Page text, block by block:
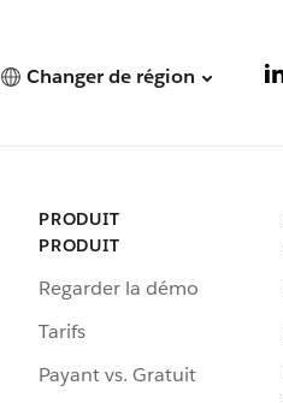
Changer de région
PRODUIT
PRODUIT
Regarder la démo
Tarifs
Payant vs. Gratuit